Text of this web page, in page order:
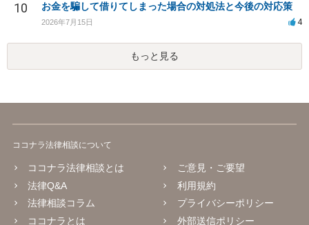
10 お金を騙して借りてしまった場合の対処法と今後の対応策
2026年7月15日 4
もっと見る
ココナラ法律相談について
ココナラ法律相談とは
法律Q&A
法律相談コラム
ココナラとは
ご意見・ご要望
利用規約
プライバシーポリシー
外部送信ポリシー